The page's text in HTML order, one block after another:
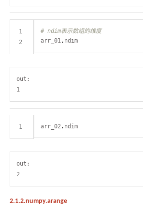
1
2
# ndim表示数组的维度
arr_01. ndim
out:
1
1 arr_02. ndim
out:
2
2.1.2.numpy.arange